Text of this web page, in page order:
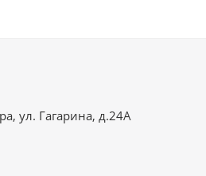
ул. Гагарина, д.24А